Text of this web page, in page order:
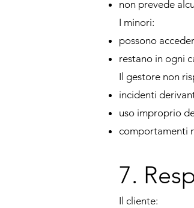
non prevede
I minori:
possono
restano in ogni
Il gestore non
incidenti
uso improprio
comportamenti
7.
Il cliente: